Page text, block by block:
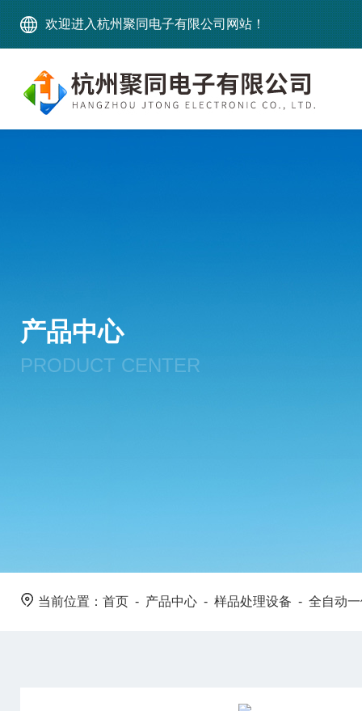
欢迎进入杭州聚同电子有限公司网站！
产品中心
PRODUCT CENTER
当前位置： 首页 - 产品中心 - 样品处理设备 - 全自动